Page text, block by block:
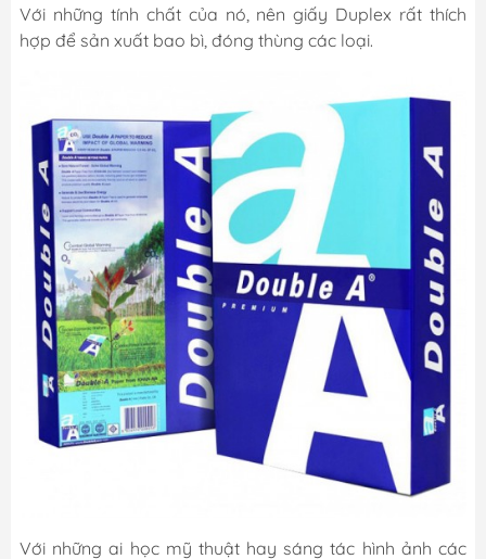
Với những tính chất của nó, nên giấy Duplex rất thích
hợp để sản xuất bao bì, đóng thùng các loại.
Với những ai học mỹ thuật hay sáng tác hình ảnh các